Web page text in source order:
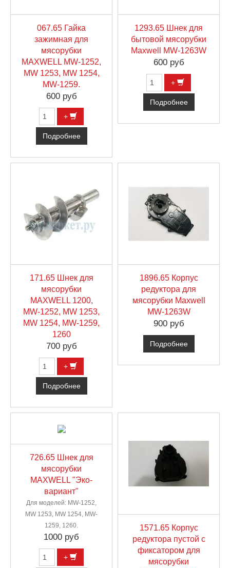
067.65 Гайка
зажимная для
мясорубки
MAXWELL MW-1252,
MW 1253, MW 1254,
MW-1259.
600 руб
+
Подробнее
1293.65 Шнек для
бытовой мясорубки
Maxwell MW-1263W
600 руб
+
Подробнее
171.65 Шнек для
мясорубки
MAXWELL 1200,
MW-1252, MW 1253,
MW 1254, MW-1259,
1260
700 руб
+
Подробнее
1896.65 Корпус
редуктора для
мясорубки Maxwell
MW-1263W
900 руб
Подробнее
726.65 Шнек для
мясорубки
MAXWELL "Эко-
вариант"
Для моделей: MW-1252,
MW 1253, MW 1254, MW-
1259, 1260.
1000 руб
+
1571.65 Корпус
редуктора пустой с
фиксатором для
мясорубки